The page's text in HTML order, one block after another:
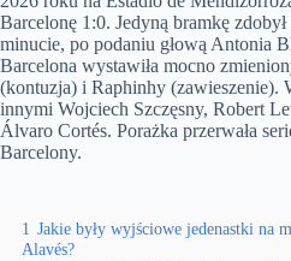
Barcelonę 1:0. Jedyną bramkę
minucie, po podaniu głową Antonia
Barcelona wystawiła mocno
(kontuzja) i Raphinhy (zawieszenie).
innymi Wojciech Szczęsny, Robert
Álvaro Cortés. Porażka przerwała
Barcelony.
1 Jakie były wyjściowe jedenastki na
Alavés?